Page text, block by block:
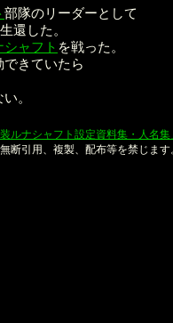
部隊のリーダーとして
還した。
ャフト を戦った。
きていたら
。
装ルナシャフト設定資料集・人名集
引用、複製、配布等を禁じます